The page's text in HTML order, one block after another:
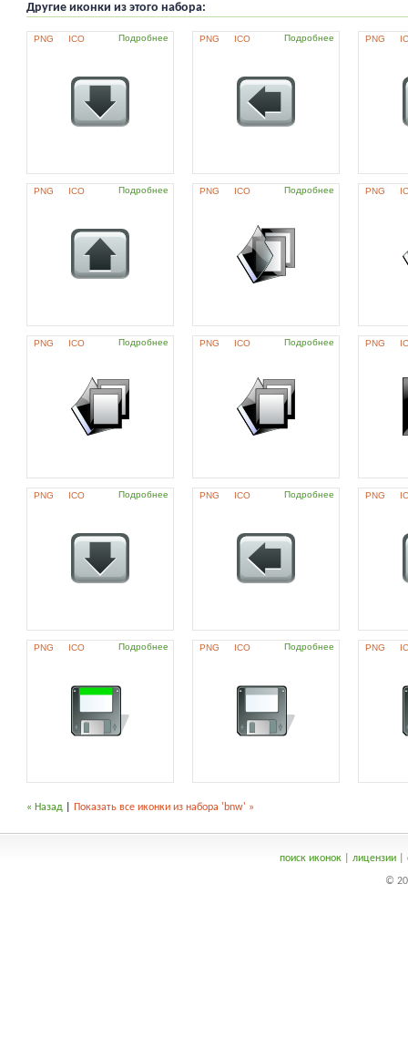
Другие иконки из этого набора:
PNG ICO Подробнее PNG ICO Подробнее PNG
PNG ICO Подробнее PNG ICO Подробнее PNG
PNG ICO Подробнее PNG ICO Подробнее PNG
PNG ICO Подробнее PNG ICO Подробнее PNG
PNG ICO Подробнее PNG ICO Подробнее PNG
« Назад Показать все иконки из набора 'bnw' »
поиск иконок| лицензии|
©